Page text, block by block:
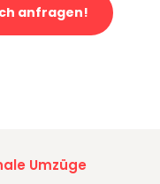
anfragen!
Umzüge